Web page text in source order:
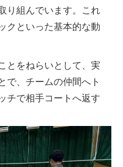
り組んでいます。これ
クといった基本的な動
とをねらいとして、実
で、チームの仲間へト
チで相手コートへ返す